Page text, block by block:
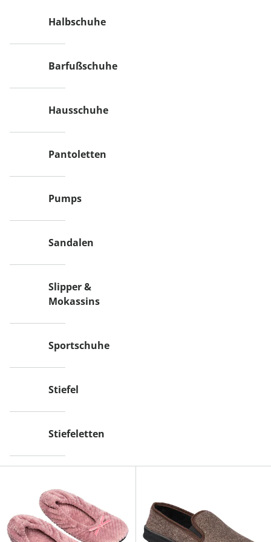
Halbschuhe
Barfußschuhe
Hausschuhe
Pantoletten
Pumps
Sandalen
Slipper &
Mokassins
Sportschuhe
Stiefel
Stiefeletten